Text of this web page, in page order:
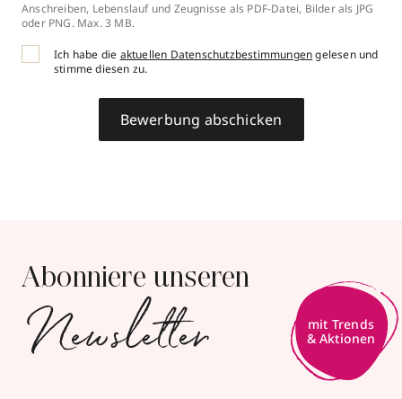
Anschreiben, Lebenslauf und Zeugnisse als PDF-Datei, Bilder als JPG
oder PNG. Max. 3 MB.
Ich habe die aktuellen Datenschutzbestimmungengelesen und
stimme diesen zu.
Bewerbung abschicken
Abonniere unseren
Newsletter
mit Trends
& Aktionen